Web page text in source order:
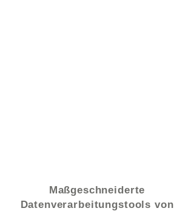
Maßgeschneiderte
Datenverarbeitungstools von